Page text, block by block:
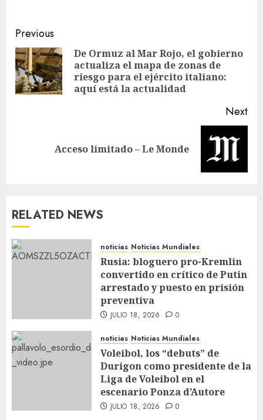
Previous
De Ormuz al Mar Rojo, el gobierno
actualiza el mapa de zonas de
riesgo para el ejército italiano:
aquí está la actualidad
Next
Acceso limitado – Le Monde
RELATED NEWS
noticias Noticias Mundiales
Rusia: bloguero pro-Kremlin
convertido en crítico de Putin
arrestado y puesto en prisión
preventiva
JULIO 18, 2026 0
noticias Noticias Mundiales
Voleibol, los “debuts” de
Durigon como presidente de la
Liga de Voleibol en el
escenario Ponza d’Autore
JULIO 18, 2026 0